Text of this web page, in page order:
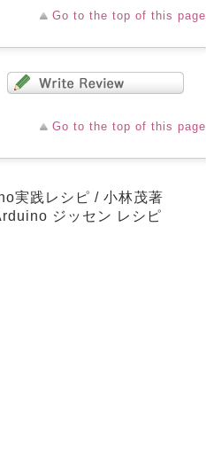
Go to the top of this page
Go to the top of this page
実践レシピ / 小林茂著
ジッセン レシピ